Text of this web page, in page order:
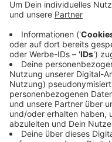
powered
26.Dezember
Anzeige
Zum Ausklang des
meiner Liste:
SIE ZU FINDEN SIND
IMPOSSIBLE-